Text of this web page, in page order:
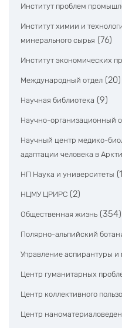
Институт проблем
Институт химии и
минерального сырья (76)
Институт экономических
Международный отдел (20)
Научная библиотека (9)
Научно-организационный
Научный центр медико-
адаптации человека в
НП Наука и университеты
НЦМУ ЦРИРС (2)
Общественная жизнь (354)
Полярно-альпийский
Управление аспирантуры и
Центр гуманитарных
Центр коллективного
Центр